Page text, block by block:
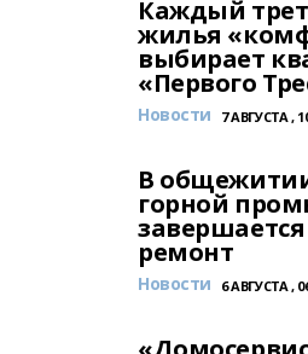
Каждый
жилья
выбирает
«Первого
Новости 7 АВГУСТА ,
В
горной
ремонт
Новости 6 АВГУСТА ,